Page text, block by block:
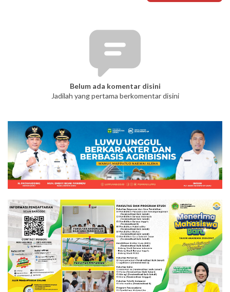
Belum ada komentar disini
Jadilah yang pertama berkomentar disini